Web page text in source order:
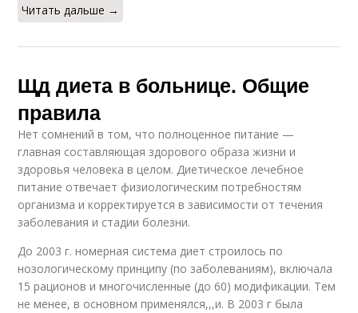
Читать дальше →
Щд диета в больнице. Общие
правила
Нет сомнений в том, что полноценное питание —
главная составляющая здорового образа жизни и
здоровья человека в целом. Диетическое лечебное
питание отвечает физиологическим потребностям
организма и корректируется в зависимости от течения
заболевания и стадии болезни.
До 2003 г. номерная система диет строилось по
нозологическому принципу (по заболеваниям), включала
15 рационов и многочисленные (до 60) модификации. Тем
не менее, в основном применялся,,,и. В 2003 г была